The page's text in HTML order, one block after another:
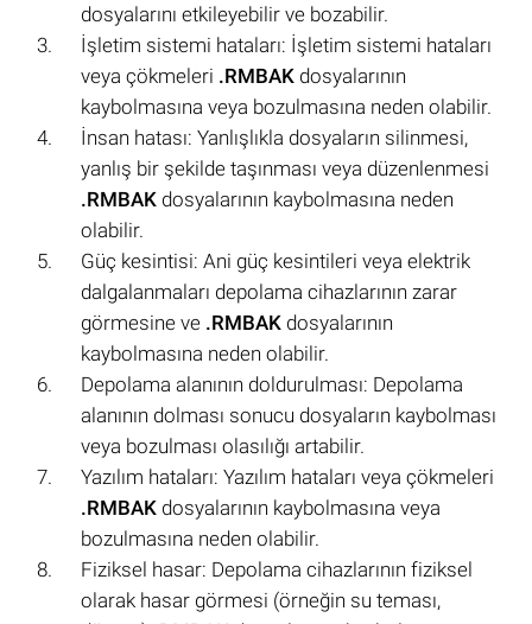
dosyalarını etkileyebilir ve bozabilir.
İşletim sistemi hataları: İşletim sistemi hataları
veya çökmeleri .RMBAK dosyalarının
kaybolmasına veya bozulmasına neden olabilir.
İnsan hatası: Yanlışlıkla dosyaların silinmesi,
yanlış bir şekilde taşınması veya düzenlenmesi
.RMBAK dosyalarının kaybolmasına neden
olabilir.
Güç kesintisi: Ani güç kesintileri veya elektrik
dalgalanmaları depolama cihazlarının zarar
görmesine ve .RMBAK dosyalarının
kaybolmasına neden olabilir.
Depolama alanının doldurulması: Depolama
alanının dolması sonucu dosyaların kaybolması
veya bozulması olasılığı artabilir.
Yazılım hataları: Yazılım hataları veya çökmeleri
.RMBAK dosyalarının kaybolmasına veya
bozulmasına neden olabilir.
Fiziksel hasar: Depolama cihazlarının fiziksel
olarak hasar görmesi (örneğin su teması,